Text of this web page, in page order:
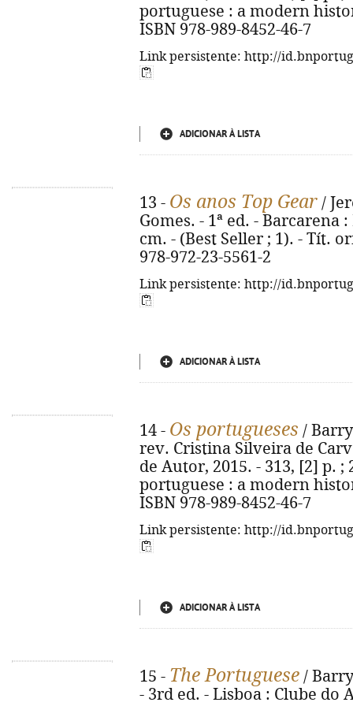
portuguese : a modern
ISBN 978-989-8452-46-7
Link persistente: http://
ADICIONAR À LISTA
13 - Os anos Top Gear /
Gomes. - 1ª ed. - Barcarena
cm. - (Best Seller ; 1). - Tít.
978-972-23-5561-2
Link persistente: http://
ADICIONAR À LISTA
14 - Os portugueses /
rev. Cristina Silveira de
de Autor, 2015. - 313, [2] p.
portuguese : a modern
ISBN 978-989-8452-46-7
Link persistente: http://
ADICIONAR À LISTA
15 - The Portuguese /
- 3rd ed. - Lisboa : Clube do